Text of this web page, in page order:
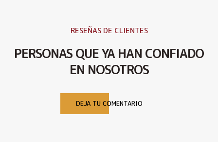
RESEÑAS DE CLIENTES
PERSONAS QUE YA HAN CONFIADO
EN NOSOTROS
DEJA TU COMENTARIO